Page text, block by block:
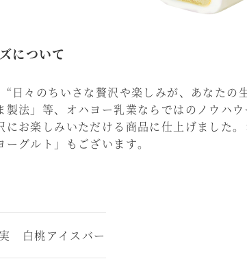
について
“日々のちいさな贅沢や楽しみが、あなた
法」等、オハヨー乳業ならではのノウハ
にお楽しみいただける商品に仕上げました
グルト」もございます。
白桃アイスバー